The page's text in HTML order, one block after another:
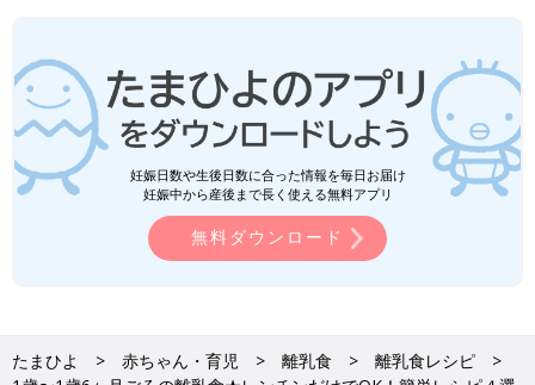
妊娠日数や生後日数に合った情報を毎日お届け
妊娠中から産後まで長く使える無料アプリ
無料ダウンロード
たまひよ 赤ちゃん・育児 離乳食
離乳食レシピ